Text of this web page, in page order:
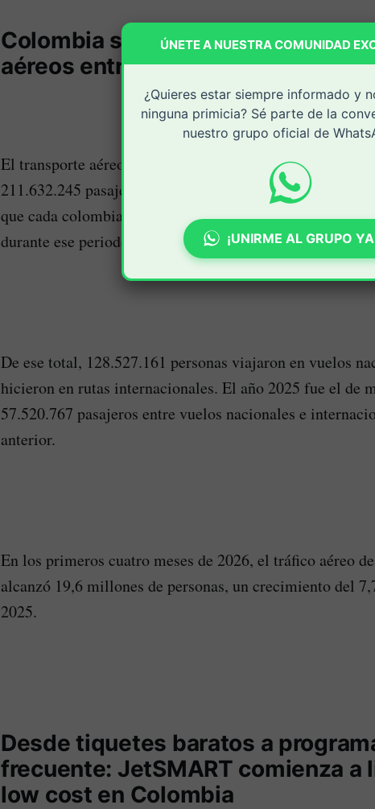
Colombia supera los 211 millones
aéreos entre 2022 y 2025 y sigue
El transporte aéreo en Colombia alcanzó un hito
211.632.245 pasajeros movilizados por los aeropuertos
que cada colombiano hubiera utilizado el avión como
durante ese periodo.
De ese total, 128.527.161 personas viajaron en vuelos
hicieron en rutas internacionales. El año 2025 fue el de
57.520.767 pasajeros entre vuelos nacionales e
anterior.
En los primeros cuatro meses de 2026, el tráfico aéreo
alcanzó 19,6 millones de personas, un crecimiento del
2025.
Desde tiquetes baratos a
frecuente: JetSMART comienza a
low cost en Colombia
ÚNETE A NUESTRA COMUNIDAD
¿Quieres estar siempre informado y
ninguna primicia? Sé parte de la
nuestro grupo oficial de
¡UNIRME AL GRUPO